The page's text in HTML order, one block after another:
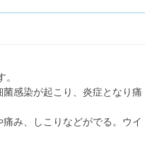
感染が起こり、炎症となり痛
み、しこりなどがでる。ウイ